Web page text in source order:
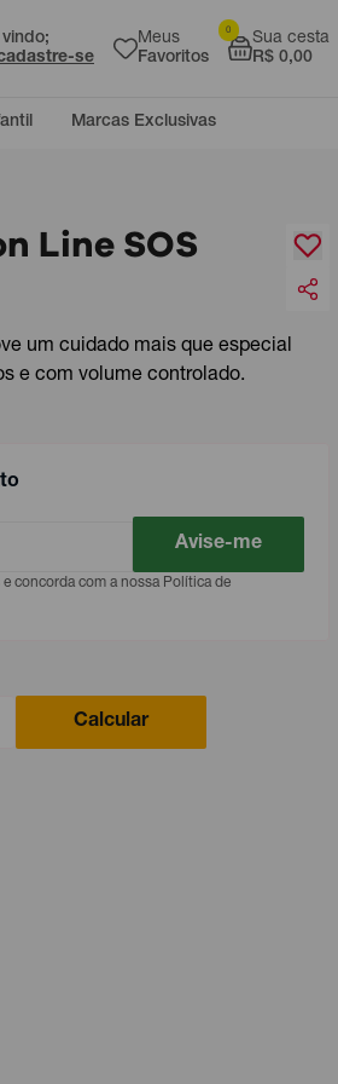
se
Meus
Favoritos
Sua cesta
R$ 0,00
0
Marcas Exclusivas
Line SOS
um cuidado mais que especial
e com volume controlado.
Avise-me
concorda com a nossa Política de
Calcular